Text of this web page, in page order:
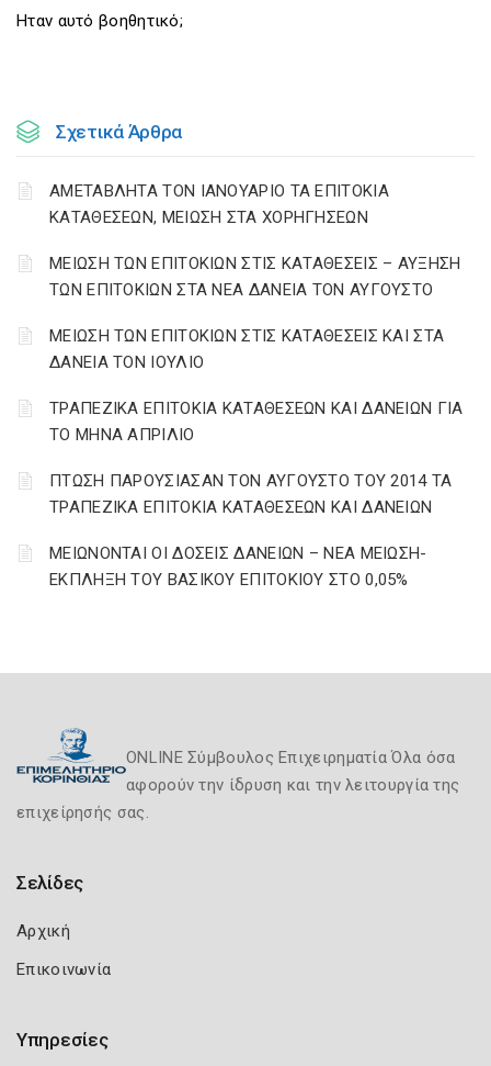
Ηταν αυτό βοηθητικό;
Σχετικά Άρθρα
ΑΜΕΤΑΒΛΗΤΑ ΤΟΝ ΙΑΝΟΥΑΡΙΟ ΤΑ ΕΠΙΤΟΚΙΑ
ΚΑΤΑΘΕΣΕΩΝ, ΜΕΙΩΣΗ ΣΤΑ ΧΟΡΗΓΗΣΕΩΝ
ΜΕΙΩΣΗ ΤΩΝ ΕΠΙΤΟΚΙΩΝ ΣΤΙΣ ΚΑΤΑΘΕΣΕΙΣ – ΑΥΞΗΣΗ
ΤΩΝ ΕΠΙΤΟΚΙΩΝ ΣΤΑ ΝΕΑ ΔΑΝΕΙΑ ΤΟΝ ΑΥΓΟΥΣΤΟ
ΜΕΙΩΣΗ ΤΩΝ ΕΠΙΤΟΚΙΩΝ ΣΤΙΣ ΚΑΤΑΘΕΣΕΙΣ ΚΑΙ ΣΤΑ
ΔΑΝΕΙΑ ΤΟΝ ΙΟΥΛΙΟ
ΤΡΑΠΕΖΙΚΑ ΕΠΙΤΟΚΙΑ ΚΑΤΑΘΕΣΕΩΝ ΚΑΙ ΔΑΝΕΙΩΝ ΓΙΑ
ΤΟ ΜΗΝΑ ΑΠΡΙΛΙΟ
ΠΤΩΣΗ ΠΑΡΟΥΣΙΑΣΑΝ ΤΟΝ ΑΥΓΟΥΣΤΟ ΤΟΥ 2014 ΤΑ
ΤΡΑΠΕΖΙΚΑ ΕΠΙΤΟΚΙΑ ΚΑΤΑΘΕΣΕΩΝ ΚΑΙ ΔΑΝΕΙΩΝ
ΜΕΙΩΝΟΝΤΑΙ ΟΙ ΔΟΣΕΙΣ ΔΑΝΕΙΩΝ – ΝΕΑ ΜΕΙΩΣΗ-
ΕΚΠΛΗΞΗ ΤΟΥ ΒΑΣΙΚΟΥ ΕΠΙΤΟΚΙΟΥ ΣΤΟ 0,05%
ONLINE Σύμβουλος Επιχειρηματία Όλα όσα
αφορούν την ίδρυση και την λειτουργία της
επιχείρησής σας.
Σελίδες
Αρχική
Επικοινωνία
Υπηρεσίες